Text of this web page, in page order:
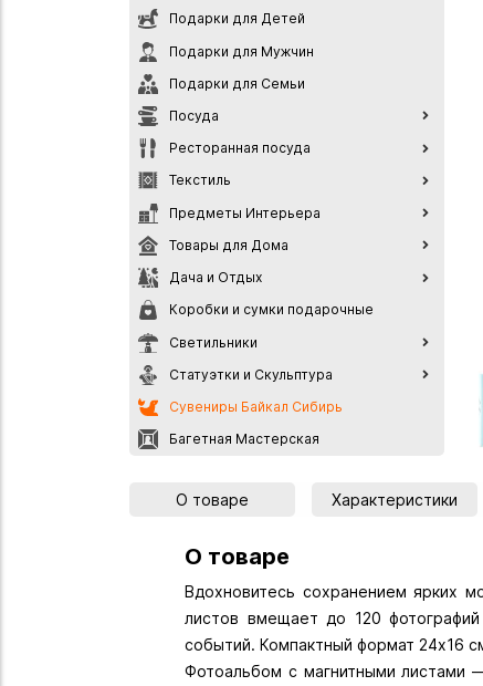
Подарки для Детей
Подарки для Мужчин
Подарки для Семьи
Посуда
Ресторанная посуда
Текстиль
Предметы Интерьера
Товары для Дома
Дача и Отдых
Коробки и сумки подарочные
Светильники
Статуэтки и Скульптура
Сувениры Байкал Сибирь
Багетная Мастерская
О товаре Характеристики
О товаре
Вдохновитесь сохранением ярких
листов вмещает до 120
событий. Компактный формат 24х16
Фотоальбом с магнитными листами